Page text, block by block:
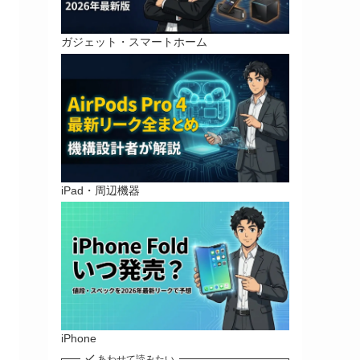
ガジェット・スマートホーム
iPad・周辺機器
iPhone